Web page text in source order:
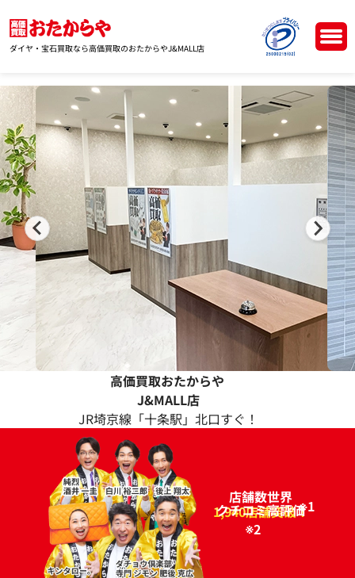
ダイヤ・宝石買取なら高価買取のおたからやJ&MALL店
高価買取おたからや
J&MALL店
JR埼京線「十条駅」北口すぐ！
店舗数世界
1,940店舗突破！
※1
クチコミ高評価
96.2%
※2